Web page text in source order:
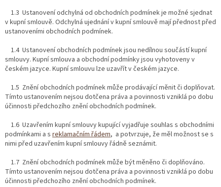
1.3 Ustanovení odchylná od obchodních podmínek je možné sjednat
v kupní smlouvě. Odchylná ujednání v kupní smlouvě mají přednost před
ustanoveními obchodních podmínek.
1.4 Ustanovení obchodních podmínek jsou nedílnou součástí kupní
smlouvy. Kupní smlouva a obchodní podmínky jsou vyhotoveny v
českém jazyce. Kupní smlouvu lze uzavřít v českém jazyce.
1.5 Znění obchodních podmínek může prodávající měnit či doplňovat.
Tímto ustanovením nejsou dotčena práva a povinnosti vzniklá po dobu
účinnosti předchozího znění obchodních podmínek.
1.6 Uzavřením kupní smlouvy kupující vyjadřuje souhlas s obchodními
podmínkami a s reklamačním řádem, a potvrzuje, že měl možnost se s
nimi před uzavřením kupní smlouvy řádně seznámit.
1.7 Znění obchodních podmínek může být měněno či doplňováno.
Tímto ustanovením nejsou dotčena práva a povinnosti vzniklá po dobu
účinnosti předchozího znění obchodních podmínek.